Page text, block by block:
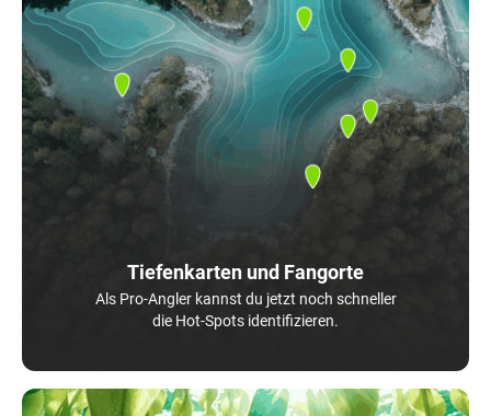
Tiefenkarten und Fangorte
Als Pro-Angler kannst du jetzt noch schneller
die Hot-Spots identifizieren.